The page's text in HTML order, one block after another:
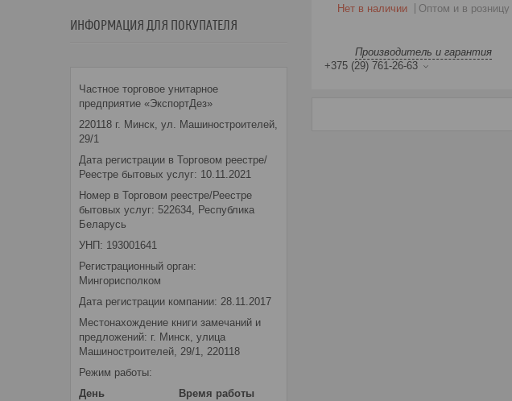
Нет в наличии Оптом и в розницу
Производитель и гарантия
+375 (29) 761-26-63
ИНФОРМАЦИЯ ДЛЯ ПОКУПАТЕЛЯ
Частное торговое унитарное
предприятие «ЭкспортДез»
220118 г. Минск, ул. Машиностроителей,
29/1
Дата регистрации в Торговом реестре/
Реестре бытовых услуг: 10.11.2021
Номер в Торговом реестре/Реестре
бытовых услуг: 522634, Республика
Беларусь
УНП: 193001641
Регистрационный орган:
Мингорисполком
Дата регистрации компании: 28.11.2017
Местонахождение книги замечаний и
предложений: г. Минск, улица
Машиностроителей, 29/1, 220118
Режим работы:
День
Время работы